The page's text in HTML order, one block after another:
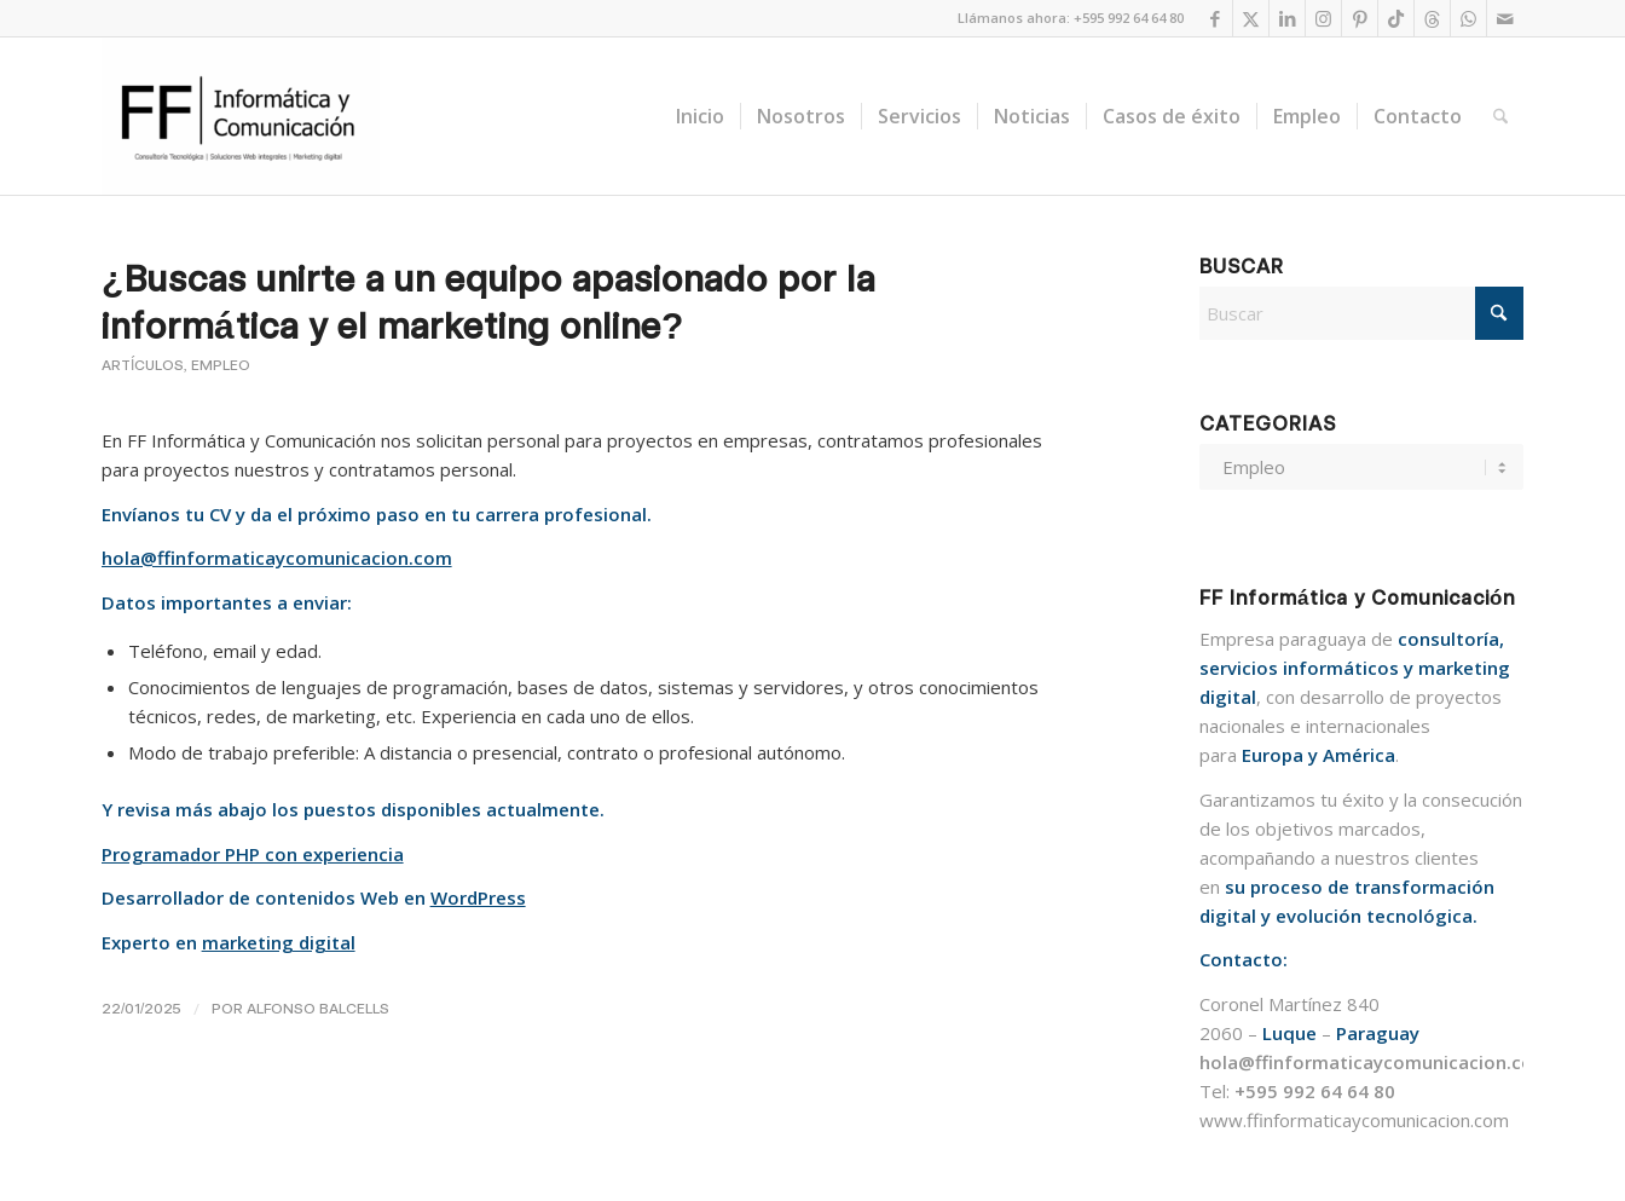
Llámanos ahora: +595 992 64 64 80
Inicio Nosotros Servicios Noticias Casos de éxito Empleo Contacto
¿Buscas unirte a un equipo apasionado por la
informática y el marketing online?
ARTÍCULOS, EMPLEO
En FF Informática y Comunicación nos solicitan personal para proyectos en empresas, contratamos profesionales
para proyectos nuestros y contratamos personal.
Envíanos tu CV y da el próximo paso en tu carrera profesional.
hola@ffinformaticaycomunicacion.com
Datos importantes a enviar:
Teléfono, email y edad.
Conocimientos de lenguajes de programación, bases de datos, sistemas y servidores, y otros conocimientos
técnicos, redes, de marketing, etc. Experiencia en cada uno de ellos.
Modo de trabajo preferible: A distancia o presencial, contrato o profesional autónomo.
Y revisa más abajo los puestos disponibles actualmente.
Programador PHP con experiencia
Desarrollador de contenidos Web en WordPress
Experto en marketing digital
22/01/2025 / POR ALFONSO BALCELLS
BUSCAR
CATEGORIAS
CATEGORIAS
FF Informática y Comunicación
Empresa paraguaya de consultoría,
servicios informáticos y marketing
digital, con desarrollo de proyectos
nacionales e internacionales
para Europa y América.
Garantizamos tu éxito y la consecución
de los objetivos marcados,
acompañando a nuestros clientes
en su proceso de transformación
digital y evolución tecnológica.
Contacto:
Coronel Martínez 840
2060 – Luque – Paraguay
hola@ffinformaticaycomunicacion.com
Tel: +595 992 64 64 80
www.ffinformaticaycomunicacion.com